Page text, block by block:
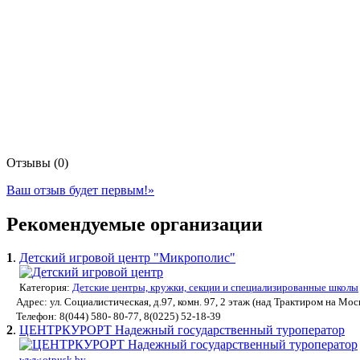
Отзывы (0)
Ваш отзыв будет первым!»
Рекомендуемые организации
1. Детский игровой центр "Микрополис"
Категория: Детские центры, кружки, секции и специализированные школы
Адрес: ул. Социалистическая, д.97, комн. 97, 2 этаж (над Трактиром на
Телефон: 8(044) 580- 80-77, 8(0225) 52-18-39
2. ЦЕНТРКУРОРТ Надежный государственный туроператор